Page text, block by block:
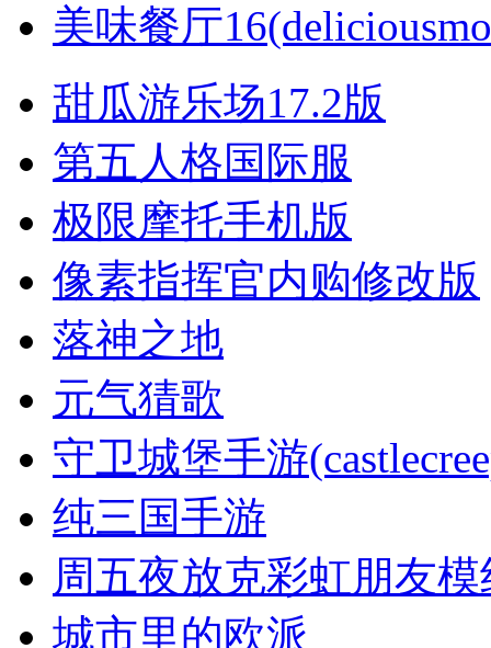
美味餐厅
甜瓜游乐场17.2版
第五人格国际服
极限摩托手机版
像素指挥官内购修改版
落神之地
元气猜歌
守卫城堡手游
纯三国手游
周五夜放克彩虹朋友
城市里的欧派